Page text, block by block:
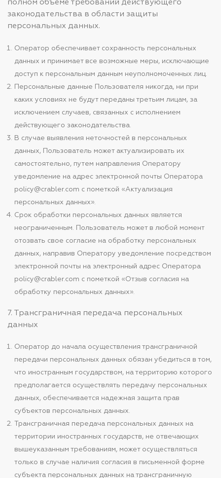
полном объеме требований действующего
законодательства в области защиты
персональных данных.
Оператор обеспечивает сохранность персональных
данных и принимает все возможные меры, исключающие
доступ к персональным данным неуполномоченных лиц.
Персональные данные Пользователя никогда, ни при
каких условиях не будут переданы третьим лицам, за
исключением случаев, связанных с исполнением
действующего законодательства.
В случае выявления неточностей в персональных
данных, Пользователь может актуализировать их
самостоятельно, путем направления Оператору
уведомление на адрес электронной почты Оператора
policy@crabler.com с пометкой «Актуализация
персональных данных».
Срок обработки персональных данных является
неограниченным. Пользователь может в любой момент
отозвать свое согласие на обработку персональных
данных, направив Оператору уведомление посредством
электронной почты на электронный адрес Оператора
policy@crabler.com с пометкой «Отзыв согласия на
обработку персональных данных».
7. Трансграничная передача персональных
данных
Оператор до начала осуществления трансграничной
передачи персональных данных обязан убедиться в том,
что иностранным государством, на территорию которого
предполагается осуществлять передачу персональных
данных, обеспечивается надежная защита прав
субъектов персональных данных.
Трансграничная передача персональных данных на
территории иностранных государств, не отвечающих
вышеуказанным требованиям, может осуществляться
только в случае наличия согласия в письменной форме
субъекта персональных данных на трансграничную